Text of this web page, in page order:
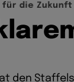
für d ie Zu kunft
are
den